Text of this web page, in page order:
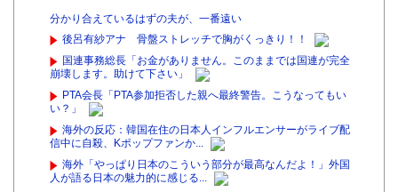
分かり合えているはずの夫が、一番遠い
後呂有紗アナ 骨盤ストレッチで胸がくっきり！！
国連事務総長「お金がありません。このままでは国連が完全
崩壊します。助けて下さい」
PTA会長「PTA参加拒否した親へ最終警告。こうなってもい
い？」
海外の反応：韓国在住の日本人インフルエンサーがライブ配
信中に自殺、Kポップファンか...
海外「やっぱり日本のこういう部分が最高なんだよ！」外国
人が語る日本の魅力的に感じる...